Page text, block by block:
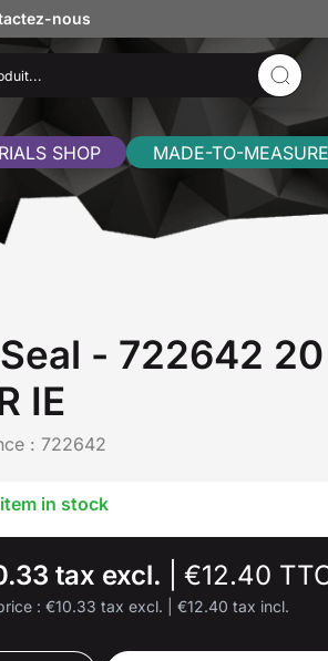
nous
SHOP MADE-TO-MEASURE
- 722642
IE
: 722642
in stock
tax excl. €12.40
: €10.33 tax excl. €12.40 tax incl.